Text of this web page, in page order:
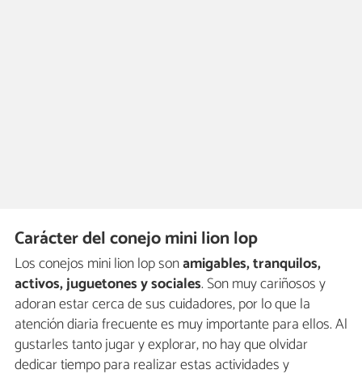
Carácter del conejo mini lion lop
Los conejos mini lion lop sonamigables, tranquilos,
activos, juguetones y sociales. Son muy cariñosos y
adoran estar cerca de sus cuidadores, por lo que la
atención diaria frecuente es muy importante para ellos. Al
gustarles tanto jugar y explorar, no hay que olvidar
dedicar tiempo para realizar estas actividades y